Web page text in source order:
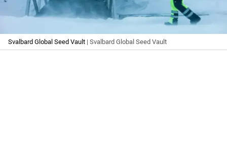
Svalbard Global Seed Vault | Svalbard Global Seed Vault